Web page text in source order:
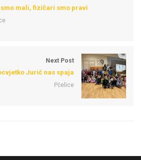
smo mali, fizičari smo pravi
Next Post
Jurić nas spaja
Pčelice